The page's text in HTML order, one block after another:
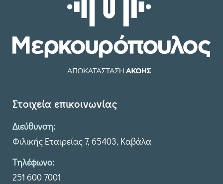
Στοιχεία επικοινωνίας
Διεύθυνση:
Φιλικής Εταιρείας 7, 65403, Καβάλα
Τηλέφωνο:
251 600 7001